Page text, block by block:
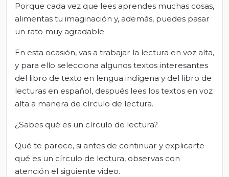
Porque cada vez que lees aprendes muchas cosas,
alimentas tu imaginación y, además, puedes pasar
un rato muy agradable.
En esta ocasión, vas a trabajar la lectura en voz alta,
y para ello selecciona algunos textos interesantes
del libro de texto en lengua indígena y del libro de
lecturas en español, después lees los textos en voz
alta a manera de círculo de lectura.
¿Sabes qué es un círculo de lectura?
Qué te parece, si antes de continuar y explicarte
qué es un círculo de lectura, observas con
atención el siguiente video.